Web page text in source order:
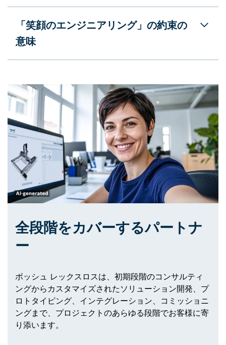
「笑顔のエンジニアリング」の約束の
意味
全段階をカバーするパートナ
ー
ボッシュ レックスロスは、初期段階のコンサルティ
ングからカスタマイズされたソリューション開発、プ
ロトタイピング、インテグレーション、コミッショニ
ングまで、プロジェクトのあらゆる段階でお客様に寄
り添います。